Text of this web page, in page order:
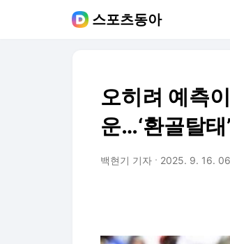
스포츠동아
오히려 예측
운…‘환골탈태
백현기 기자 2025. 9. 16.